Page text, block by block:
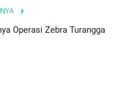
Operasi Zebra Turangga